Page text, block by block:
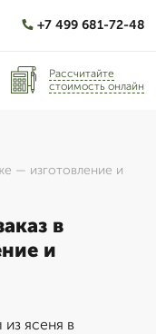
+7 499 681-72-48
Рассчитайте
стоимость онлайн
— изготовление и
в
и
ясеня в